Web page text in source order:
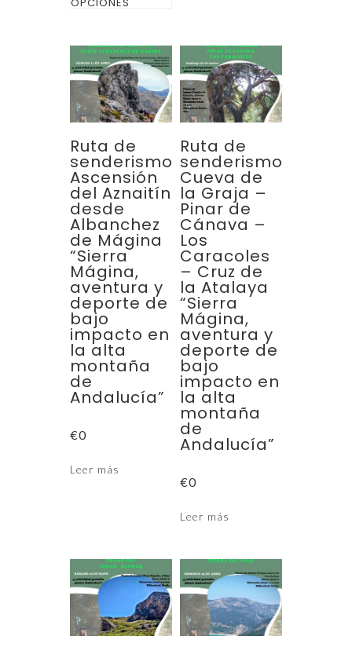
OPCIONES
múltiples
variantes.
Las
opciones
pueden
elegir
en
página
de
producto
Ruta de
senderismo
Ascensión
del Aznaitín
desde
Albanchez
de Mágina
“Sierra
Mágina,
aventura y
deporte de
bajo
impacto en
la alta
montaña
de
Andalucía”
€0
Leer más
Ruta de
senderismo
Cueva de
la Graja –
Pinar de
Cánava –
Los
Caracoles
– Cruz de
la Atalaya
“Sierra
Mágina,
aventura y
deporte de
bajo
impacto en
la alta
montaña
de
Andalucía”
€0
Leer más